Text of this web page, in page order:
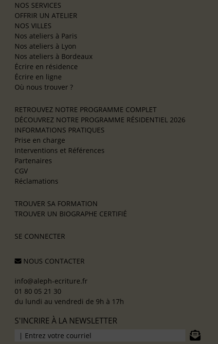
NOS SERVICES
OFFRIR UN ATELIER
NOS VILLES
Nos ateliers à Paris
Nos ateliers à Lyon
Nos ateliers à Bordeaux
Écrire en résidence
Écrire en ligne
Où nous trouver ?
RETROUVEZ NOTRE PROGRAMME COMPLET
DÉCOUVREZ NOTRE PROGRAMME RÉSIDENTIEL 2026
INFORMATIONS PRATIQUES
Prise en charge
Interventions et Références
Partenaires
CGV
Réclamations
TROUVER SA FORMATION
TROUVER UN BIOGRAPHE CERTIFIÉ
SE CONNECTER
NOUS CONTACTER
info@aleph-ecriture.fr
01 80 05 21 30
du lundi au vendredi de 9h à 17h
S'INCRIRE À LA NEWSLETTER